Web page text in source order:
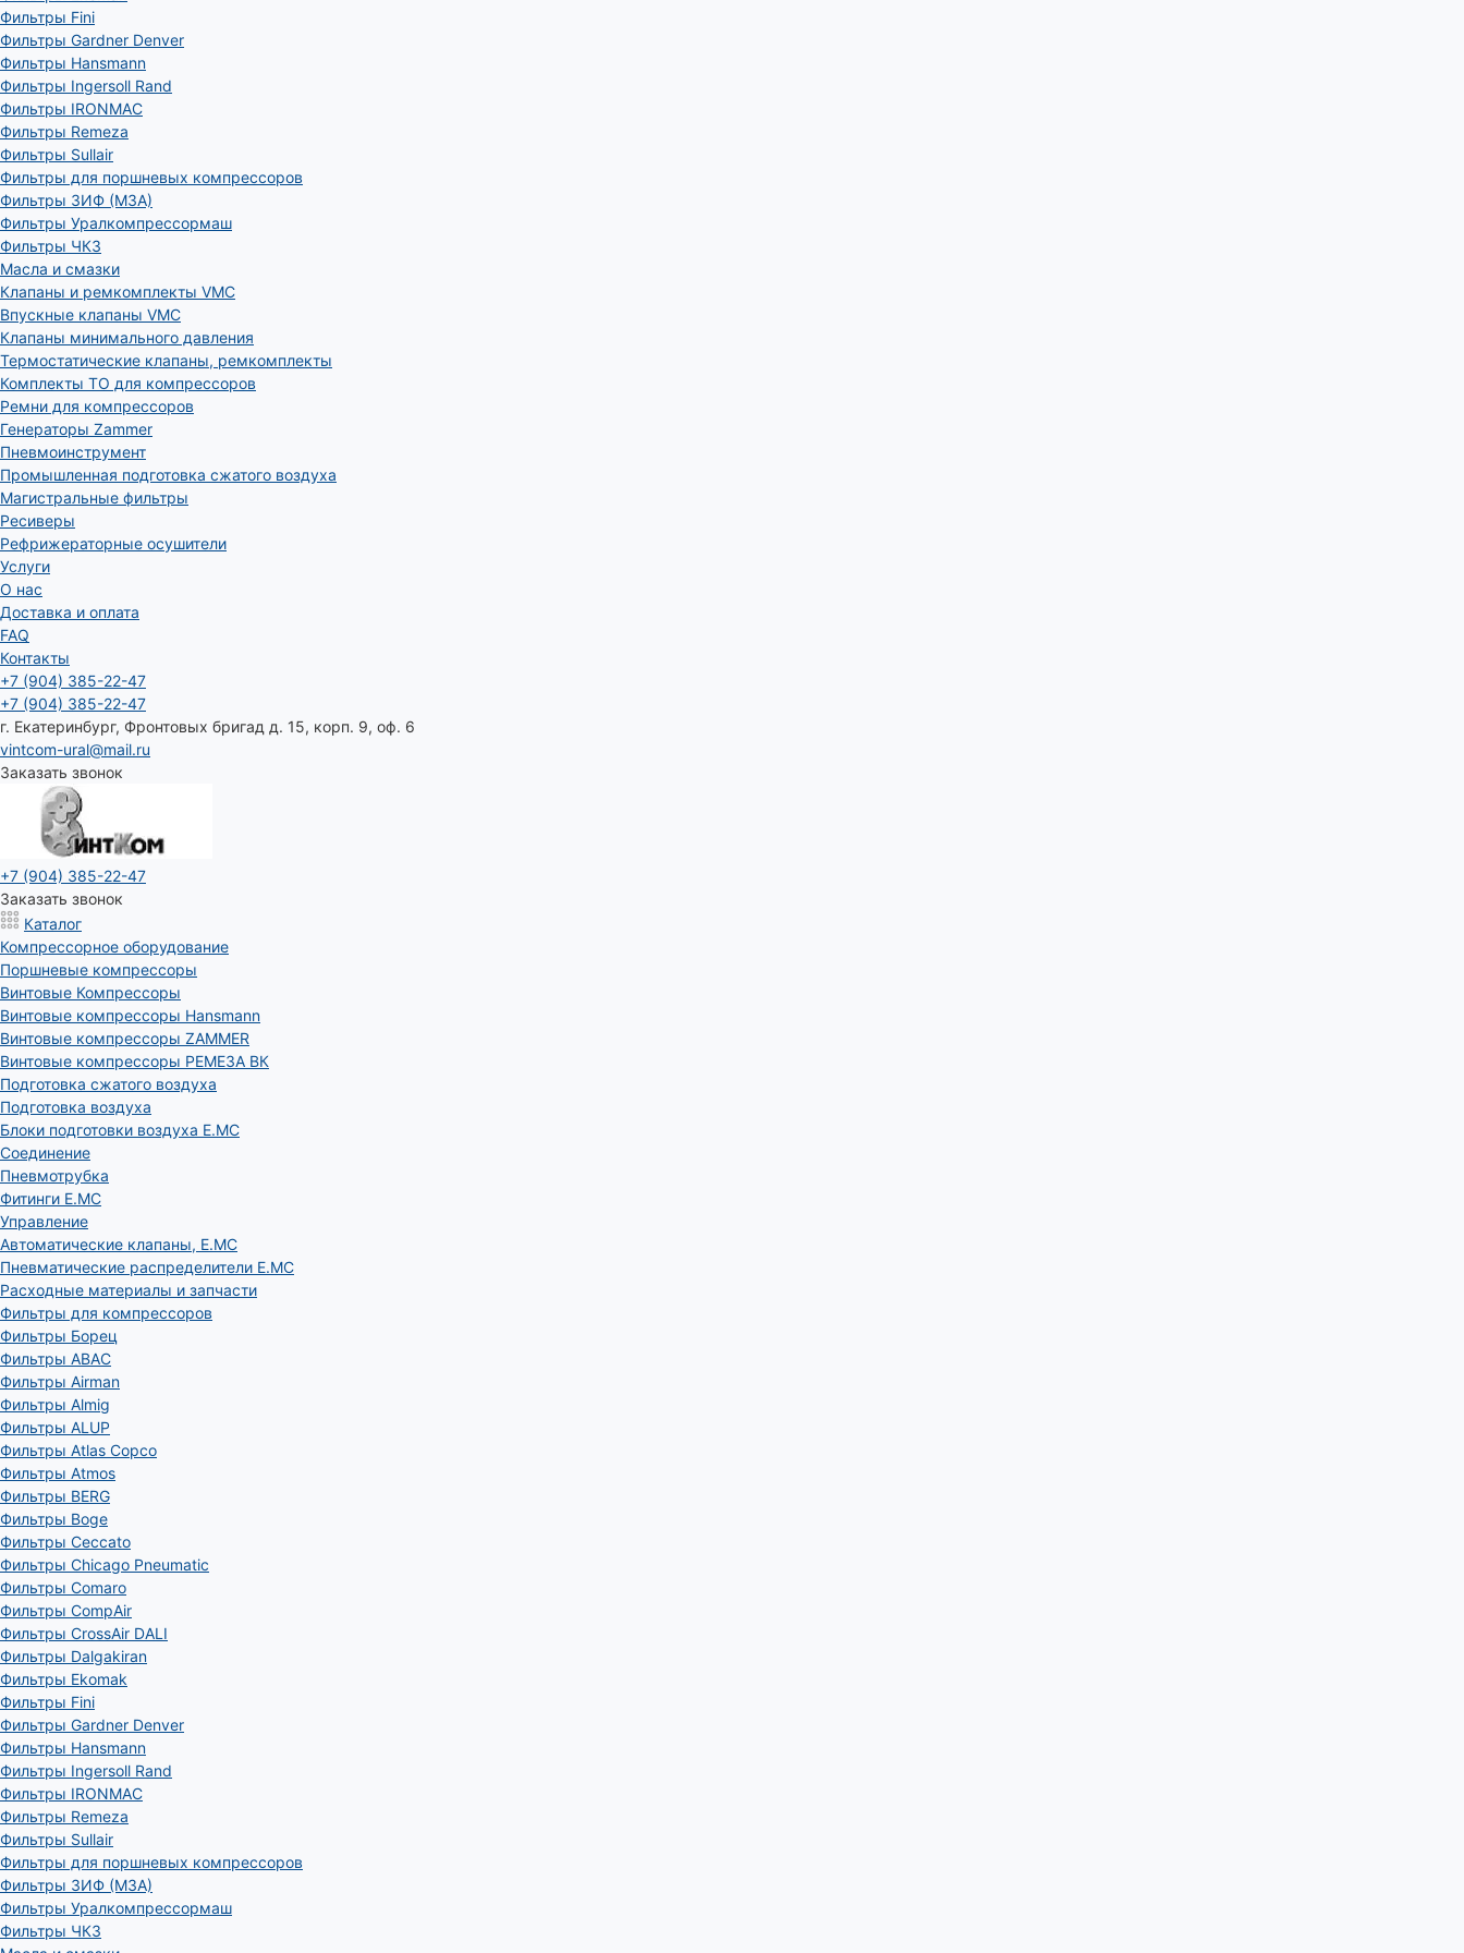
Фильтры Fini
Фильтры Gardner Denver
Фильтры Hansmann
Фильтры Ingersoll Rand
Фильтры IRONMAC
Фильтры Remeza
Фильтры Sullair
Фильтры для поршневых компрессоров
Фильтры ЗИФ (МЗА)
Фильтры Уралкомпрессормаш
Фильтры ЧКЗ
Масла и смазки
Клапаны и ремкомплекты VMC
Впускные клапаны VMC
Клапаны минимального давления
Термостатические клапаны, ремкомплекты
Комплекты ТО для компрессоров
Ремни для компрессоров
Генераторы Zammer
Пневмоинструмент
Промышленная подготовка сжатого воздуха
Магистральные фильтры
Ресиверы
Рефрижераторные осушители
Услуги
О нас
Доставка и оплата
FAQ
Контакты
+7 (904) 385-22-47
+7 (904) 385-22-47
г. Екатеринбург, Фронтовых бригад д. 15, корп. 9, оф. 6
vintcom-ural@mail.ru
Заказать звонок
+7 (904) 385-22-47
Заказать звонок
Каталог
Компрессорное оборудование
Поршневые компрессоры
Винтовые Компрессоры
Винтовые компрессоры Hansmann
Винтовые компрессоры ZAMMER
Винтовые компрессоры РЕМЕЗА ВК
Подготовка сжатого воздуха
Подготовка воздуха
Блоки подготовки воздуха E.MC
Соединение
Пневмотрубка
Фитинги E.MC
Управление
Автоматические клапаны, Е.МС
Пневматические распределители E.MC
Расходные материалы и запчасти
Фильтры для компрессоров
Фильтры Борец
Фильтры ABAC
Фильтры Airman
Фильтры Almig
Фильтры ALUP
Фильтры Atlas Copco
Фильтры Atmos
Фильтры BERG
Фильтры Boge
Фильтры Ceccato
Фильтры Chicago Pneumatic
Фильтры Comaro
Фильтры CompAir
Фильтры CrossAir DALI
Фильтры Dalgakiran
Фильтры Ekomak
Фильтры Fini
Фильтры Gardner Denver
Фильтры Hansmann
Фильтры Ingersoll Rand
Фильтры IRONMAC
Фильтры Remeza
Фильтры Sullair
Фильтры для поршневых компрессоров
Фильтры ЗИФ (МЗА)
Фильтры Уралкомпрессормаш
Фильтры ЧКЗ